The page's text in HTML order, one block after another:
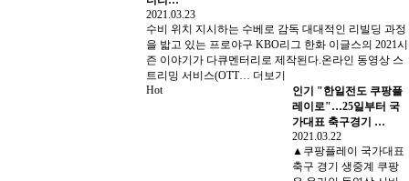
2021.03.23
수비 위치 지시하는 수베로 감독 대대적인 리빌딩 과정
을 밟고 있는 프로야구 KBO리그 한화 이글스의 2021시
즌 이야기가 다큐멘터리로 제작된다.온라인 동영상 스
트리밍 서비스(OTT… 더보기
Hot
인기 "한일전도 쿠팡플
레이로"…25일부터 국
가대표 축구경기 …
2021.03.22
▲쿠팡플레이 국가대표
축구 경기 생중계 쿠팡